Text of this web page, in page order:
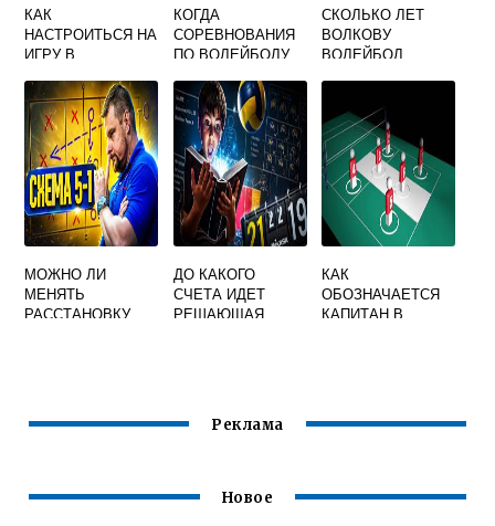
КАК
НАСТРОИТЬСЯ НА
ИГРУ В
КОГДА
СОРЕВНОВАНИЯ
ПО ВОЛЕЙБОЛУ
СКОЛЬКО ЛЕТ
ВОЛКОВУ
ВОЛЕЙБОЛ
МОЖНО ЛИ
МЕНЯТЬ
РАССТАНОВКУ
ДО КАКОГО
СЧЕТА ИДЕТ
РЕШАЮЩАЯ
КАК
ОБОЗНАЧАЕТСЯ
КАПИТАН В
Реклама
Новое